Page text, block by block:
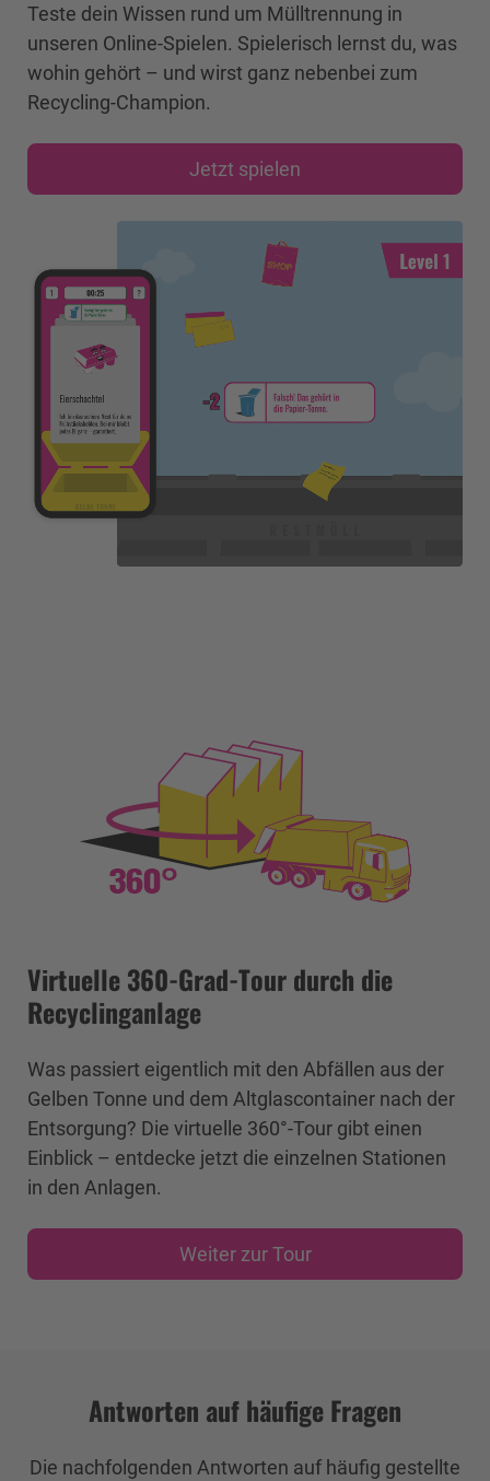
Teste dein Wissen rund um Mülltrennung in
unseren Online-Spielen. Spielerisch lernst du, was
wohin gehört – und wirst ganz nebenbei zum
Recycling-Champion.
Jetzt spielen
Virtuelle 360-Grad-Tour durch die
Recyclinganlage
Was passiert eigentlich mit den Abfällen aus der
Gelben Tonne und dem Altglascontainer nach der
Entsorgung? Die virtuelle 360°-Tour gibt einen
Einblick – entdecke jetzt die einzelnen Stationen
in den Anlagen.
Weiter zur Tour
Antworten auf häufige Fragen
Die nachfolgenden Antworten auf häufig gestellte